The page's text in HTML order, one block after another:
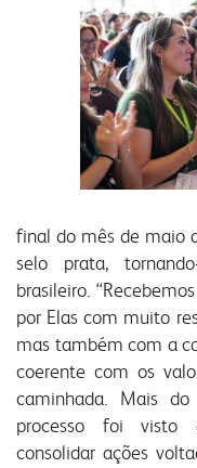
canal de conduta
serviços e sistemas
webmail:
outlook
portal do cooperado
assistência técnica
portal do colaborador
portal do crm
uso profissional
uso doméstico
portfólio digital
portfólio resumido
onde encontrar
final do mês de maio
selo prata,
brasileiro.
por Elas com muito
mas também com a
coerente com os
caminhada. Mais
processo foi visto
consolidar ações